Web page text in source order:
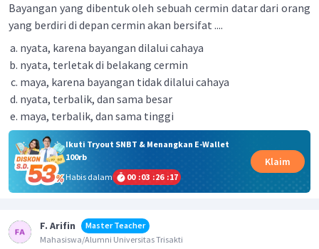
Bayangan yang dibentuk oleh sebuah cermin datar dari orang
yang berdiri di depan cermin akan bersifat ....
nyata, karena bayangan dilalui cahaya
nyata, terletak di belakang cermin
maya, karena bayangan tidak dilalui cahaya
nyata, terbalik, dan sama besar
maya, terbalik, dan sama tinggi
Ikuti Tryout SNBT & Menangkan E-Wallet
100rb
Habis dalam
00 :03 :26 :16
Klaim
F. Arifin
Master Teacher
Mahasiswa/Alumni Universitas Trisakti